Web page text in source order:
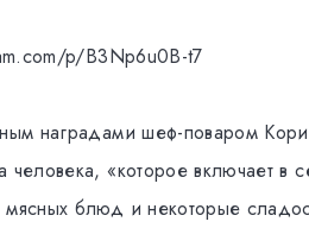
p/B3Np6u0B-t7
наградами шеф-поваром
«которое включает в
блюд и некоторые